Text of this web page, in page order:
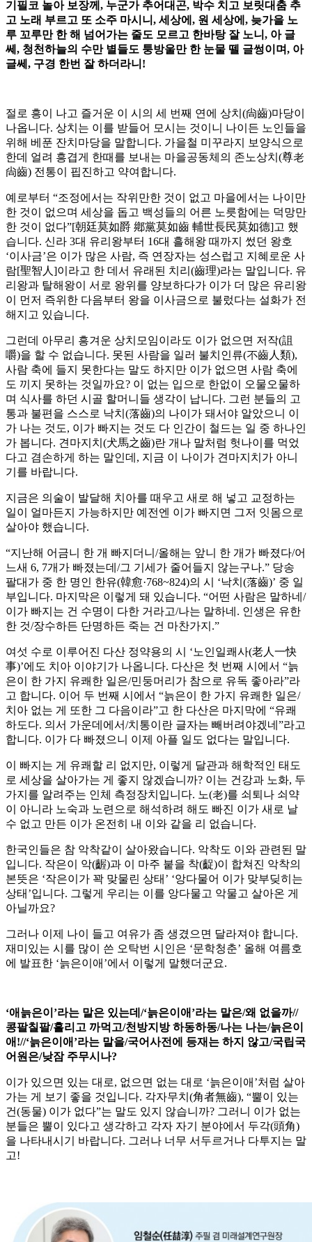
기필코 놀아 보장께, 누군가 추어대곤, 박수 치고 보릿대춤 추
고 노래 부르고 또 소주 마시니, 세상에, 원 세상에, 늦가을 노
루 꼬루만 한 해 넘어가는 줄도 모르고 한바탕 잘 노니, 아 글
쎄, 청천하늘의 수만 별들도 퉁방울만 한 눈물 뗄 글썽이며, 아
글쎄, 구경 한번 잘 하더라니!
절로 흥이 나고 즐거운 이 시의 세 번째 연에 상치(尙齒)마당이
나옵니다. 상치는 이를 받들어 모시는 것이니 나이든 노인들을
위해 베푼 잔치마당을 말합니다. 가을철 미꾸라지 보양식으로
한데 얼려 흥겹게 한때를 보내는 마을공동체의 존노상치(尊老
尙齒) 전통이 핍진하고 약여합니다.
예로부터 “조정에서는 작위만한 것이 없고 마을에서는 나이만
한 것이 없으며 세상을 돕고 백성들의 어른 노릇함에는 덕망만
한 것이 없다”[朝廷莫如爵 鄕黨莫如齒 輔世長民莫如德]고 했
습니다. 신라 3대 유리왕부터 16대 흘해왕 때까지 썼던 왕호
‘이사금’은 이가 많은 사람, 즉 연장자는 성스럽고 지혜로운 사
람[聖智人]이라고 한 데서 유래된 치리(齒理)라는 말입니다. 유
리왕과 탈해왕이 서로 왕위를 양보하다가 이가 더 많은 유리왕
이 먼저 즉위한 다음부터 왕을 이사금으로 불렀다는 설화가 전
해지고 있습니다.
그런데 아무리 흥겨운 상치모임이라도 이가 없으면 저작(詛
嚼)을 할 수 없습니다. 못된 사람을 일러 불치인류(不齒人類),
사람 축에 들지 못한다는 말도 하지만 이가 없으면 사람 축에
도 끼지 못하는 것일까요? 이 없는 입으로 한없이 오물오물하
며 식사를 하던 시골 할머니들 생각이 납니다. 그런 분들의 고
통과 불편을 스스로 낙치(落齒)의 나이가 돼서야 알았으니 이
가 나는 것도, 이가 빠지는 것도 다 인간이 철드는 일 중 하나인
가 봅니다. 견마지치(犬馬之齒)란 개나 말처럼 헛나이를 먹었
다고 겸손하게 하는 말인데, 지금 이 나이가 견마지치가 아니
기를 바랍니다.
지금은 의술이 발달해 치아를 때우고 새로 해 넣고 교정하는
일이 얼마든지 가능하지만 예전엔 이가 빠지면 그저 잇몸으로
살아야 했습니다.
“지난해 어금니 한 개 빠지더니/올해는 앞니 한 개가 빠졌다/어
느새 6, 7개가 빠졌는데/그 기세가 줄어들지 않는구나.” 당송
팔대가 중 한 명인 한유(韓愈·768~824)의 시 ‘낙치(落齒)’ 중 일
부입니다. 마지막은 이렇게 돼 있습니다. “어떤 사람은 말하네/
이가 빠지는 건 수명이 다한 거라고/나는 말하네. 인생은 유한
한 것/장수하든 단명하든 죽는 건 마찬가지.”
여섯 수로 이루어진 다산 정약용의 시 ‘노인일쾌사(老人一快
事)’에도 치아 이야기가 나옵니다. 다산은 첫 번째 시에서 “늙
은이 한 가지 유쾌한 일은/민둥머리가 참으로 유독 좋아라”라
고 합니다. 이어 두 번째 시에서 “늙은이 한 가지 유쾌한 일은/
치아 없는 게 또한 그 다음이라”고 한 다산은 마지막에 “유쾌
하도다. 의서 가운데에서/치통이란 글자는 빼버려야겠네”라고
합니다. 이가 다 빠졌으니 이제 아플 일도 없다는 말입니다.
이 빠지는 게 유쾌할 리 없지만, 이렇게 달관과 해학적인 태도
로 세상을 살아가는 게 좋지 않겠습니까? 이는 건강과 노화, 두
가지를 알려주는 인체 측정장치입니다. 노(老)를 쇠퇴나 쇠약
이 아니라 노숙과 노련으로 해석하려 해도 빠진 이가 새로 날
수 없고 만든 이가 온전히 내 이와 같을 리 없습니다.
한국인들은 참 악착같이 살아왔습니다. 악착도 이와 관련된 말
입니다. 작은이 악(齷)과 이 마주 붙을 착(齪)이 합쳐진 악착의
본뜻은 ‘작은이가 꽉 맞물린 상태’ ‘앙다물어 이가 맞부딪히는
상태’입니다. 그렇게 우리는 이를 앙다물고 악물고 살아온 게
아닐까요?
그러나 이제 나이 들고 여유가 좀 생겼으면 달라져야 합니다.
재미있는 시를 많이 쓴 오탁번 시인은 ‘문학청춘’ 올해 여름호
에 발표한 ‘늙은이애’에서 이렇게 말했더군요.
‘애늙은이’라는 말은 있는데/‘늙은이애’라는 말은/왜 없을까//
콩팔칠팔/흘리고 까먹고/천방지방 하동하동/나는 나는/늙은이
애!//‘늙은이애’라는 말을/국어사전에 등재는 하지 않고/국립국
어원은/낮잠 주무시나?
이가 있으면 있는 대로, 없으면 없는 대로 ‘늙은이애’처럼 살아
가는 게 보기 좋을 것입니다. 각자무치(角者無齒), “뿔이 있는
건(동물) 이가 없다”는 말도 있지 않습니까? 그러니 이가 없는
분들은 뿔이 있다고 생각하고 각자 자기 분야에서 두각(頭角)
을 나타내시기 바랍니다. 그러나 너무 서두르거나 다투지는 말
고!